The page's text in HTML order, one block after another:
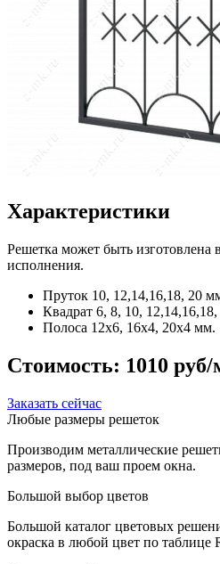
Характеристики
Решетка может быть изготовлена
исполнения.
Пруток 10, 12,14,16,18, 20
Квадрат 6, 8, 10,
Полоса 12x6, 16x4, 20x4 мм.
Стоимость: 1010 руб/
Заказать сейчас
Любые размеры решеток
Производим металлические
размеров, под ваш проем окна.
Большой выбор цветов
Большой каталог цветовых
окраска в любой цвет по таблице